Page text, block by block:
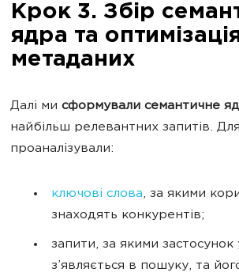
Крок 3. Збір
ядра та
метаданих
Далі ми сформували семантичне
найбільш релевантних запитів.
проаналізували:
ключові слова, за якими
знаходять конкурентів;
запити, за якими
з’являється в пошуку, та